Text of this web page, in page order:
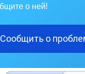
о ней!
Сообщить о